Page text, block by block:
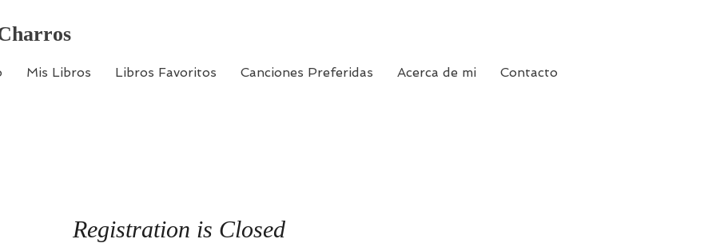
Mis Libros Libros Favoritos Canciones Preferidas Acerca de mi Contacto
Registration is Closed